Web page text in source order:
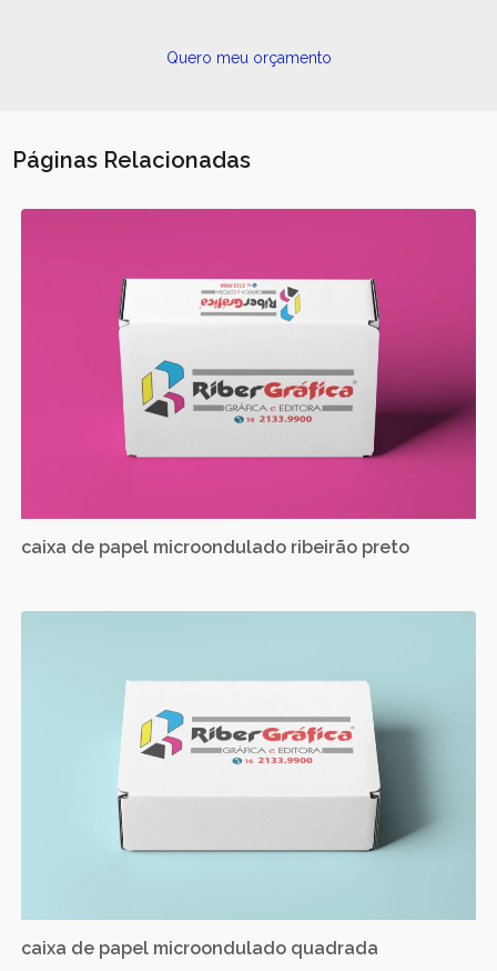
Quero meu orçamento
Páginas Relacionadas
caixa de papel microondulado ribeirão preto
caixa de papel microondulado quadrada